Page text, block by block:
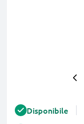
Disponibile